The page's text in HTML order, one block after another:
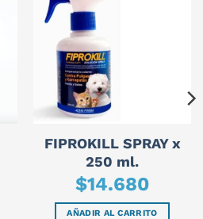
FIPROKILL SPRAY x
250 ml.
$14.680
AÑADIR AL CARRITO